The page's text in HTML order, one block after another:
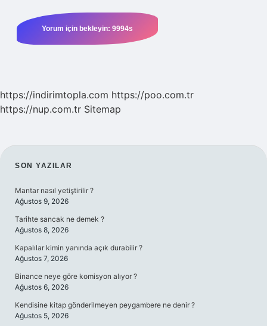
https://indirimtopla.com https://poo.com.tr
https://nup.com.tr Sitemap
SIDEBAR
SON YAZILAR
Mantar nasıl yetiştirilir ?
Ağustos 9, 2026
Tarihte sancak ne demek ?
Ağustos 8, 2026
Kapalılar kimin yanında açık durabilir ?
Ağustos 7, 2026
Binance neye göre komisyon alıyor ?
Ağustos 6, 2026
Kendisine kitap gönderilmeyen peygambere ne denir ?
Ağustos 5, 2026